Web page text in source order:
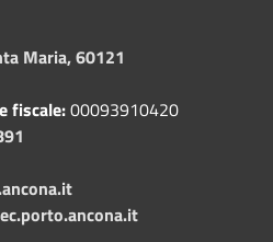
Maria, 60121
fiscale:00093910420